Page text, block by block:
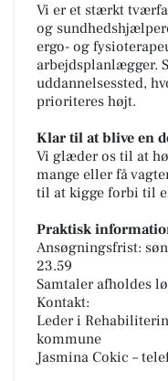
Vi er et stærkt
og
ergo- og
arbejdsplanlægger.
uddannelsessted,
prioriteres højt.
Klar til at blive en
Vi glæder os til at
mange eller få
til at kigge forbi til
Praktisk
Ansøgningsfrist:
23.59
Samtaler afholdes
Kontakt:
Leder i
kommune
Jasmina Cokic –